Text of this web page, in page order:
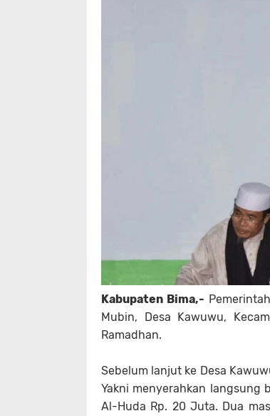
Kabupaten Bima,-
Mubin, Desa Kawuwu,
Ramadhan.
Sebelum lanjut ke Desa
Yakni menyerahkan langsung
Al-Huda Rp. 20 Juta. Dua